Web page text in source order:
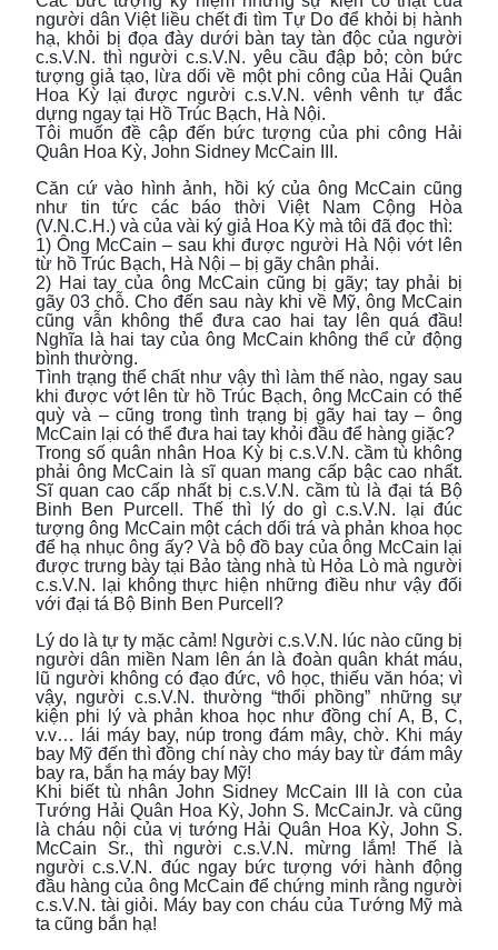
người dân Việt liều chết đi tìm Tự Do để khỏi bị hành
hạ, khỏi bị đọa đày dưới bàn tay tàn độc của người
c.s.V.N. thì người c.s.V.N. yêu cầu đập bỏ; còn bức
tượng giả tạo, lừa dối về một phi công của Hải Quân
Hoa Kỳ lại được người c.s.V.N. vênh vênh tự đắc
dựng ngay tại Hồ Trúc Bạch, Hà Nội.
Tôi muốn đề cập đến bức tượng của phi công Hải
Quân Hoa Kỳ, John Sidney McCain III.
Căn cứ vào hình ảnh, hồi ký của ông McCain cũng
như tin tức các báo thời Việt Nam Cộng Hòa
(V.N.C.H.) và của vài ký giả Hoa Kỳ mà tôi đã đọc thì:
1) Ông McCain – sau khi được người Hà Nội vớt lên
từ hồ Trúc Bạch, Hà Nội – bị gãy chân phải.
2) Hai tay của ông McCain cũng bị gãy; tay phải bị
gãy 03 chỗ. Cho đến sau này khi về Mỹ, ông McCain
cũng vẫn không thể đưa cao hai tay lên quá đầu!
Nghĩa là hai tay của ông McCain không thể cử động
bình thường.
Tình trạng thể chất như vậy thì làm thế nào, ngay sau
khi được vớt lên từ hồ Trúc Bạch, ông McCain có thể
quỳ và – cũng trong tình trạng bị gãy hai tay – ông
McCain lại có thể đưa hai tay khỏi đầu để hàng giặc?
Trong số quân nhân Hoa Kỳ bị c.s.V.N. cầm tù không
phải ông McCain là sĩ quan mang cấp bậc cao nhất.
Sĩ quan cao cấp nhất bị c.s.V.N. cầm tù là đại tá Bộ
Binh Ben Purcell. Thế thì lý do gì c.s.V.N. lại đúc
tượng ông McCain một cách dối trá và phản khoa học
để hạ nhục ông ấy? Và bộ đồ bay của ông McCain lại
được trưng bày tại Bảo tàng nhà tù Hỏa Lò mà người
c.s.V.N. lại không thực hiện những điều như vậy đối
với đại tá Bộ Binh Ben Purcell?
Lý do là tự ty mặc cảm! Người c.s.V.N. lúc nào cũng bị
người dân miền Nam lên án là đoàn quân khát máu,
lũ người không có đạo đức, vô học, thiếu văn hóa; vì
vậy, người c.s.V.N. thường “thổi phồng” những sự
kiện phi lý và phản khoa học như đồng chí A, B, C,
v.v… lái máy bay, núp trong đám mây, chờ. Khi máy
bay Mỹ đến thì đồng chí này cho máy bay từ đám mây
bay ra, bắn hạ máy bay Mỹ!
Khi biết tù nhân John Sidney McCain III là con của
Tướng Hải Quân Hoa Kỳ, John S. McCainJr. và cũng
là cháu nội của vị tướng Hải Quân Hoa Kỳ, John S.
McCain Sr., thì người c.s.V.N. mừng lắm! Thế là
người c.s.V.N. đúc ngay bức tượng với hành động
đầu hàng của ông McCain để chứng minh rằng người
c.s.V.N. tài giỏi. Máy bay con cháu của Tướng Mỹ mà
ta cũng bắn hạ!